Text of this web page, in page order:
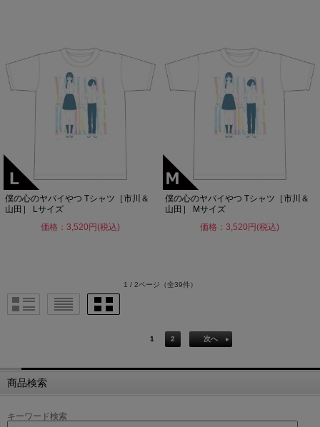
僕の心のヤバイやつ Tシャツ［市川＆
山田］ Lサイズ
価格：3,520円(税込)
僕の心のヤバイやつ Tシャツ［市川＆
山田］ Mサイズ
価格：3,520円(税込)
1 / 2ページ （全39件）
1 2 次へ
商品検索
キーワード検索